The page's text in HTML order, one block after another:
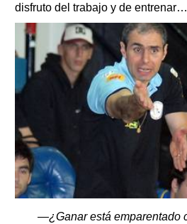
disfruto del trabajo y de entrenar…
—¿Ganar está emparentado